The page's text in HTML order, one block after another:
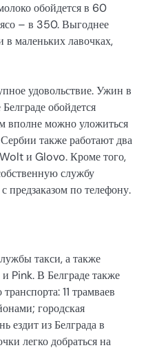
обойдется в 60
– в 350. Выгоднее
маленьких лавочках,
удовольствие. Ужин в
обойдется
вполне можно уложиться
также работают два
и Glovo. Кроме того,
службу
предзаказом по телефону.
такси, а также
Pink. В Белграде также
11 трамваев
городская
ездит из Белграда в
легко добраться на